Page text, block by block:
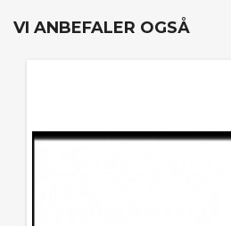
VI ANBEFALER OGSÅ